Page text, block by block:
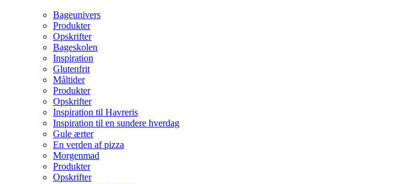
Bageunivers
Produkter
Opskrifter
Bageskolen
Inspiration
Glutenfrit
Måltider
Produkter
Opskrifter
Inspiration til Havreris
Inspiration til en sundere hverdag
Gule ærter
En verden af pizza
Morgenmad
Produkter
Opskrifter